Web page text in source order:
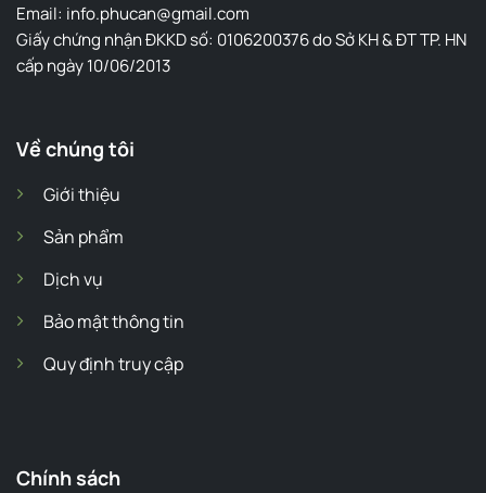
Email: info.phucan@gmail.com
Giấy chứng nhận ĐKKD số: 0106200376 do Sở KH & ĐT TP. HN
cấp ngày 10/06/2013
Về chúng tôi
Giới thiệu
Sản phẩm
Dịch vụ
Bảo mật thông tin
Quy định truy cập
Chính sách